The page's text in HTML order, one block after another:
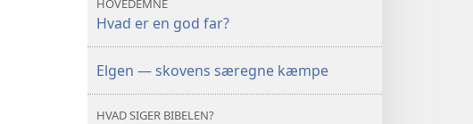
en
god
HOVEDEMNE
Hvad er en god far?
Elgen — skovens særegne kæmpe
HVAD SIGER BIBELEN?